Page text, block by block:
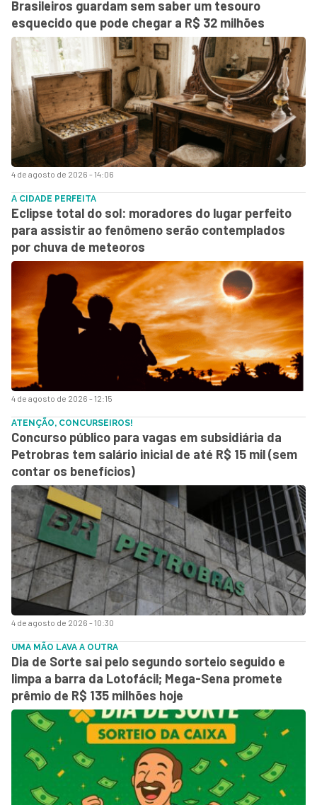
4 de agosto de 2026 - 14:06
Brasileiros guardam sem saber um tesouro
esquecido que pode chegar a R$ 32 milhões
4 de agosto de 2026 - 12:15
A CIDADE PERFEITA
Eclipse total do sol: moradores do lugar perfeito
para assistir ao fenômeno serão contemplados
por chuva de meteoros
4 de agosto de 2026 - 10:30
ATENÇÃO, CONCURSEIROS!
Concurso público para vagas em subsidiária da
Petrobras tem salário inicial de até R$ 15 mil (sem
contar os benefícios)
UMA MÃO LAVA A OUTRA
Dia de Sorte sai pelo segundo sorteio seguido e
limpa a barra da Lotofácil; Mega-Sena promete
prêmio de R$ 135 milhões hoje